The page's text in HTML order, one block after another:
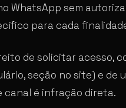
WhatsApp sem
para cada
de solicitar acesso,
seção no site) e de
canal é infração direta.